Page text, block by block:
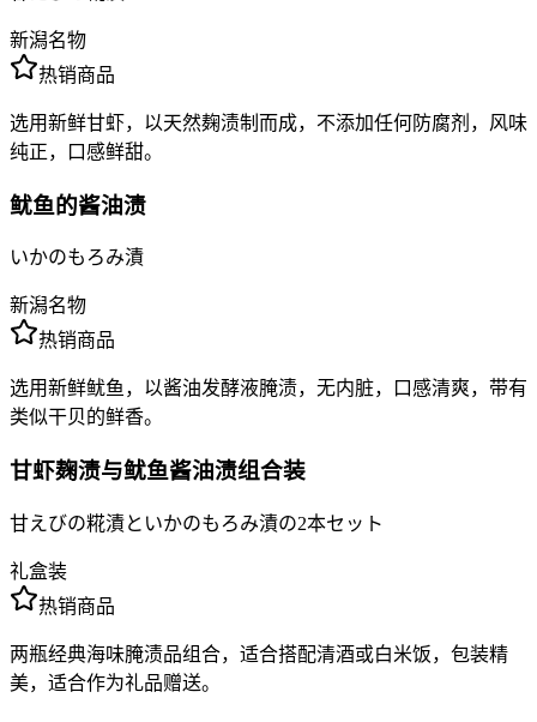
新潟名物
热销商品
选用新鲜甘虾，以天然麹渍制而成，不添加任何防腐剂，风味
纯正，口感鲜甜。
鱿鱼的酱油渍
いかのもろみ漬
新潟名物
热销商品
选用新鲜鱿鱼，以酱油发酵液腌渍，无内脏，口感清爽，带有
类似干贝的鲜香。
甘虾麹渍与鱿鱼酱油渍组合装
甘えびの糀漬といかのもろみ漬の2本セット
礼盒装
热销商品
两瓶经典海味腌渍品组合，适合搭配清酒或白米饭，包装精
美，适合作为礼品赠送。